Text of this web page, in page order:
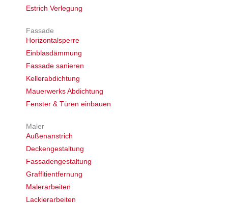
Estrich Verlegung
Fassade
Horizontalsperre
Einblasdämmung
Fassade sanieren
Kellerabdichtung
Mauerwerks Abdichtung
Fenster & Türen einbauen
Maler
Außenanstrich
Deckengestaltung
Fassadengestaltung
Graffitientfernung
Malerarbeiten
Lackierarbeiten